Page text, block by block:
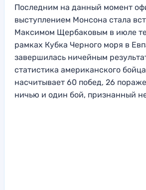
Последним на данный момент
выступлением Монсона стала
Максимом Щербаковым в июле
рамках Кубка Черного моря в
завершилась ничейным
статистика американского
насчитывает 60 побед, 26
ничью и один бой, признанный